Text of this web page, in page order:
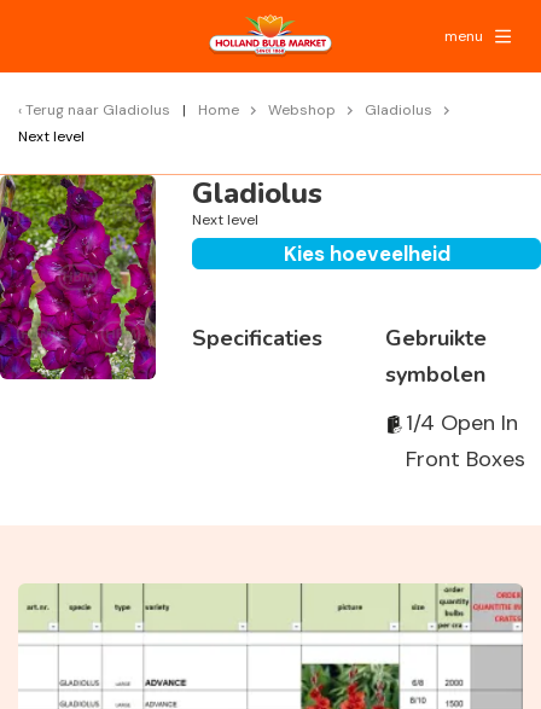
menu
Terug naar Gladiolus Home Webshop
Gladiolus
Next level
Gladiolus
Next level
Kies hoeveelheid
Specificaties
Gebruikte
symbolen
1/4 Open In
Front Boxes